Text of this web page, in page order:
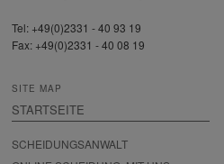
Tel: +49(0)2331 - 40 93 19
Fax: +49(0)2331 - 40 08 19
SITE MAP
STARTSEITE
SCHEIDUNGSANWALT